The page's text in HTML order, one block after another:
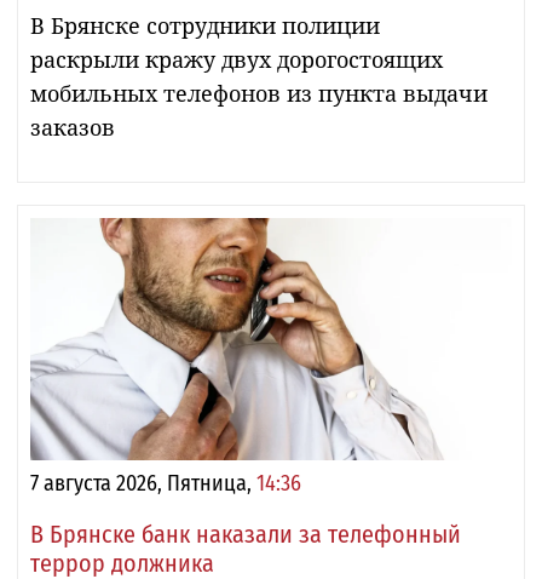
В Брянске сотрудники полиции
раскрыли кражу двух дорогостоящих
мобильных телефонов из пункта выдачи
заказов
7 августа 2026, Пятница, 14:36
В Брянске банк наказали за телефонный
террор должника